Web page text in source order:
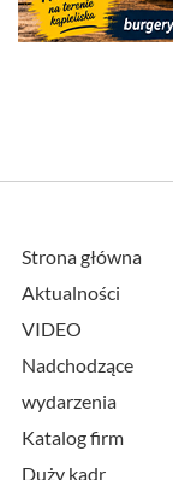
Strona główna
Aktualności
VIDEO
Nadchodzące
wydarzenia
Katalog firm
Duży kadr